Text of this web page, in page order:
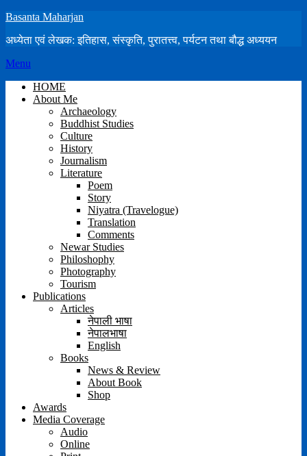
Skip
content
Basanta Maharjan
अध्येता एवं लेखक: इतिहास, संस्कृति, पुरातत्त्व, पर्यटन तथा बौद्ध अध्ययन
Menu
HOME
About Me
Archaeology
Buddhist Studies
Culture
History
Journalism
Literature
Poem
Story
Niyatra (Travelogue)
Translation
Comments
Newar Studies
Philoshophy
Photography
Tourism
Publications
Articles
नेपाली भाषा
नेपालभाषा
English
Books
News & Review
About Book
Shop
Awards
Media Coverage
Audio
Online